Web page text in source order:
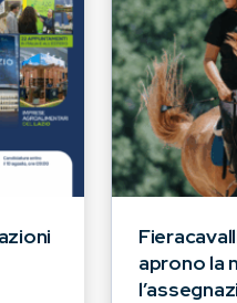
aprono la